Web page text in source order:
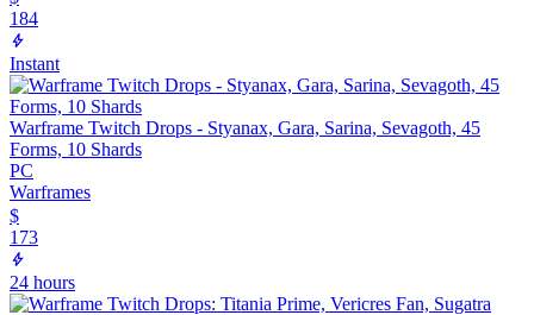
184
Instant
Warframe Twitch Drops - Styanax, Gara, Sarina, Sevagoth, 45
Forms, 10 Shards
PC
Warframes
$
173
24 hours